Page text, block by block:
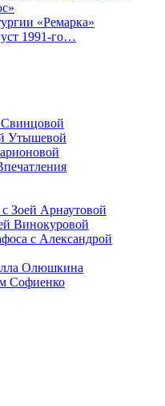
«Ремарка»
1991-го…
Утышевой
Зоей Арнаутовой
Винокуровой
с Александрой
Олюшкина
Софиенко